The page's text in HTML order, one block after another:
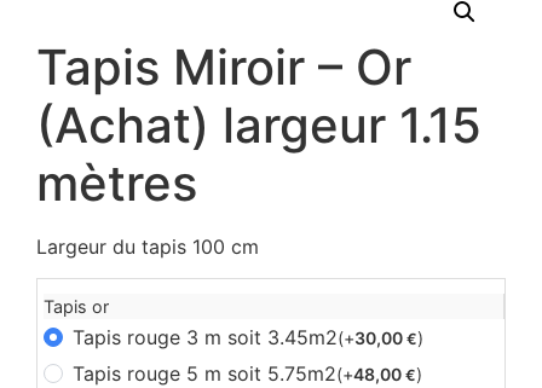
Tapis Miroir – Or
(Achat) largeur 1.15
mètres
Largeur du tapis 100 cm
Tapis or
Tapis rouge 3 m soit 3.45m2(+30,00 €)
Tapis rouge 5 m soit 5.75m2(+48,00 €)